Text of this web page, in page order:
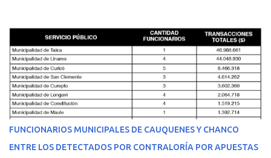
malestares físicos. Dada la complejidad de su estado de salud, el
equipo médico determinó su traslado de urgencia al Hospital
Regional de Talca y dado la urgencia la ambulancia partió hacia
Talca con escolta de Carabineros. En medio del traslado, el
estudiante de medicina de 25 años, se agravó y pese a los esfuerzos
del personal de emergencia terminó falleciendo, sin alcanzar a
recibir atención especializada en el centro de destino. Apenas se
conoció la gravedad de su condición, sus padres —residentes en
Villarrica— se trasladaron a Cauquenes con la esperanza de una
FUNCIONARIOS MUNICIPALES DE CAUQUENES Y CHANCO
ENTRE LOS DETECTADOS POR CONTRALORÍA POR APUESTAS